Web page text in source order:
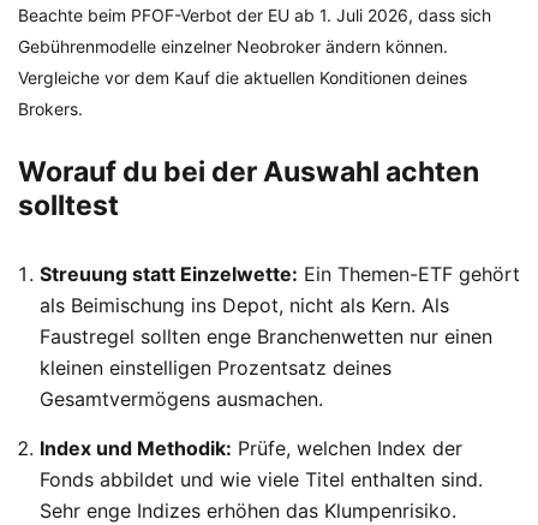
Beachte beim PFOF-Verbot der EU ab 1. Juli 2026, dass sich
Gebührenmodelle einzelner Neobroker ändern können.
Vergleiche vor dem Kauf die aktuellen Konditionen deines
Brokers.
Worauf du bei der Auswahl achten
solltest
Streuung statt Einzelwette: Ein Themen-ETF gehört
als Beimischung ins Depot, nicht als Kern. Als
Faustregel sollten enge Branchenwetten nur einen
kleinen einstelligen Prozentsatz deines
Gesamtvermögens ausmachen.
Index und Methodik: Prüfe, welchen Index der
Fonds abbildet und wie viele Titel enthalten sind.
Sehr enge Indizes erhöhen das Klumpenrisiko.